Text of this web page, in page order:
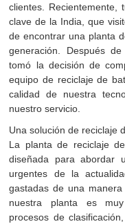
clientes. Recientemente,
clave de la India, que
de encontrar una planta
generación. Después
tomó la decisión de
equipo de reciclaje de
calidad de nuestra
nuestro servicio.
Una solución de reciclaje
La planta de reciclaje
diseñada para abordar
urgentes de la
gastadas de una
nuestra planta es
procesos de